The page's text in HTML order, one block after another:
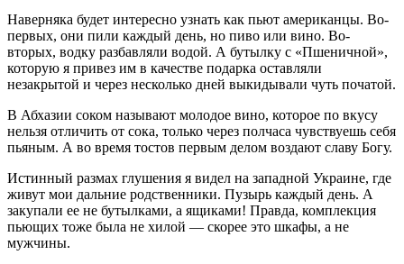
Наверняка будет интересно узнать как пьют американцы. Во-
первых, они пили каждый день, но пиво или вино. Во-
вторых, водку разбавляли водой. А бутылку с «Пшеничной»,
которую я привез им в качестве подарка оставляли
незакрытой и через несколько дней выкидывали чуть початой.
В Абхазии соком называют молодое вино, которое по вкусу
нельзя отличить от сока, только через полчаса чувствуешь себя
пьяным. А во время тостов первым делом воздают славу Богу.
Истинный размах глушения я видел на западной Украине, где
живут мои дальние родственники. Пузырь каждый день. А
закупали ее не бутылками, а ящиками! Правда, комплекция
пьющих тоже была не хилой — скорее это шкафы, а не
мужчины.